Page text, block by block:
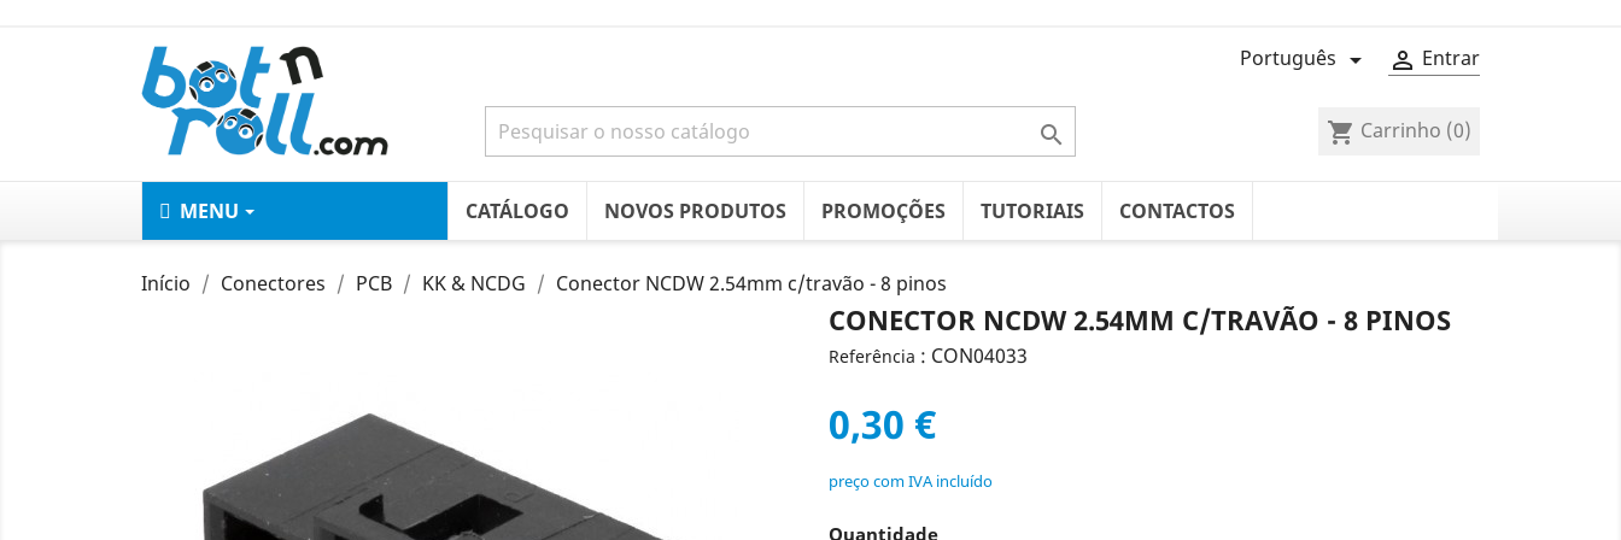
 Entrar
Português 
 shopping_cart Carrinho (0)
MENU CATÁLOGO NOVOS PRODUTOS PROMOÇÕES TUTORIAIS CONTACTOS
Início Conectores PCB KK & NCDG Conector NCDW 2.54mm c/travão - 8 pinos
CONECTOR NCDW 2.54MM C/TRAVÃO - 8 PINOS
Referência : CON04033
0,30 €
preço com IVA incluído
Quantidade